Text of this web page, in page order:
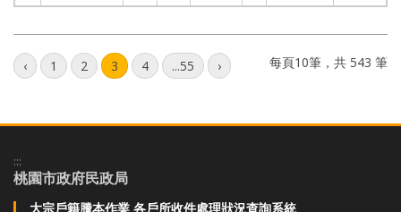
‹上一頁
1 2 3 4 ...55 ›下一頁 每頁10筆，共 543 筆
:::
桃園市政府民政局
大宗戶籍謄本作業 各戶所收件處理狀況查詢系統